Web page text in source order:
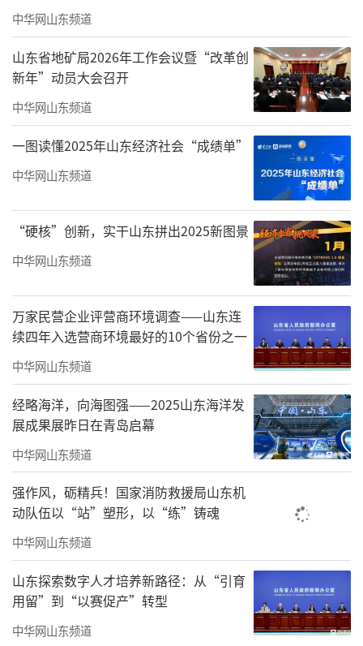
中华网山东频道
山东省地矿局2026年工作会议暨“改革创
新年”动员大会召开
中华网山东频道
一图读懂2025年山东经济社会“成绩单”
中华网山东频道
“硬核”创新，实干山东拼出2025新图景
中华网山东频道
万家民营企业评营商环境调查——山东连
续四年入选营商环境最好的10个省份之一
中华网山东频道
经略海洋，向海图强——2025山东海洋发
展成果展昨日在青岛启幕
中华网山东频道
强作风，砺精兵！国家消防救援局山东机
动队伍以“站”塑形，以“练”铸魂
中华网山东频道
山东探索数字人才培养新路径：从“引育
用留”到“以赛促产”转型
中华网山东频道